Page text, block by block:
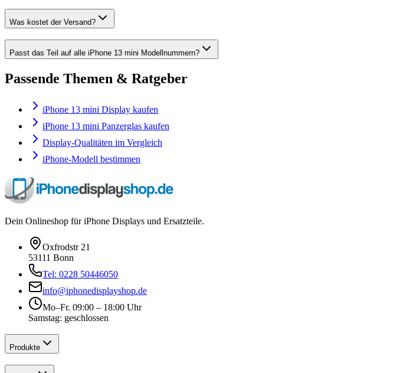
Was kostet der Versand?
Passt das Teil auf alle iPhone 13 mini Modellnummern?
Passende Themen & Ratgeber
iPhone 13 mini Display kaufen
iPhone 13 mini Panzerglas kaufen
Display-Qualitäten im Vergleich
iPhone-Modell bestimmen
Dein Onlineshop für iPhone Displays und Ersatzteile.
Oxfrodstr 21
53111 Bonn
Tel: 0228 50446050
info@iphonedisplayshop.de
Mo–Fr. 09:00 – 18:00 Uhr
Samstag: geschlossen
Produkte